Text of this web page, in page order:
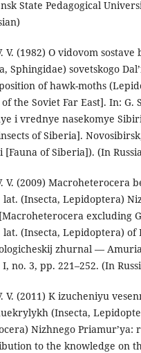
State Pedagogical
V. (1982) O vidovom
Sphingidae) sovetskogo
of hawk-moths
the Soviet Far East]. In: G.
i vrednye nasekomye
of Siberia].
[Fauna of Siberia]). (In
V. (2009) Macroheterocera
lat. (Insecta, Lepidoptera)
excluding
lat. (Insecta, Lepidoptera)
zhurnal —
no. 3, pp. 221–252. (In
V. (2011) K izucheniyu
(Insecta,
Nizhnego Priamur’ya:
to the knowledge on